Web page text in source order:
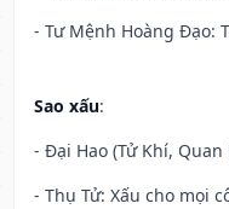
- Tư Mệnh Hoàng Đạo:
Sao xấu:
- Đại Hao (Tử Khí,
- Thụ Tử: Xấu cho mọi